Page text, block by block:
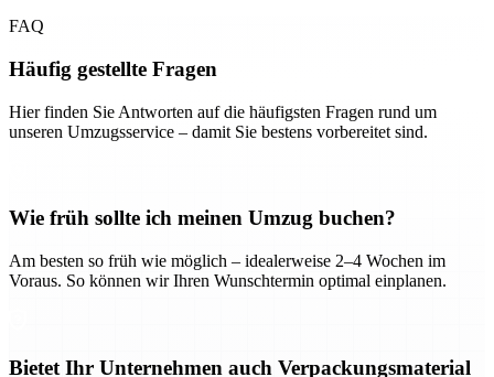
FAQ
Häufig gestellte Fragen
Hier finden Sie Antworten auf die häufigsten Fragen rund um
unseren Umzugsservice – damit Sie bestens vorbereitet sind.
Wie früh sollte ich meinen Umzug buchen?
Am besten so früh wie möglich – idealerweise 2–4 Wochen im
Voraus. So können wir Ihren Wunschtermin optimal einplanen.
Bietet Ihr Unternehmen auch Verpackungsmaterial